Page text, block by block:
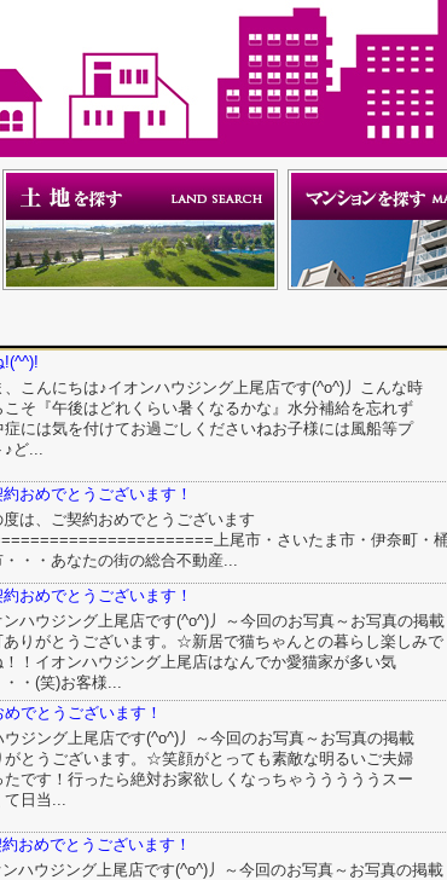
!(^^)!
、こんにちは♪イオンハウジング上尾店です(^o^)丿こんな時
こそ『午後はどれくらい暑くなるかな』水分補給を忘れず
症には気を付けてお過ごしくださいねお子様には風船等プ
♪ど...
約おめでとうございます！
度は、ご契約おめでとうございます
上尾市・さいたま市・伊奈町・
・・・あなたの街の総合不動産...
約おめでとうございます！
ンハウジング上尾店です(^o^)丿～今回のお写真～お写真の掲載
ありがとうございます。☆新居で猫ちゃんとの暮らし楽しみで
！！イオンハウジング上尾店はなんでか愛猫家が多い気
・・(笑)お客様...
めでとうございます！
ウジング上尾店です(^o^)丿～今回のお写真～お写真の掲載
がとうございます。☆笑顔がとっても素敵な明るいご夫婦
たです！行ったら絶対お家欲しくなっちゃうううううスー
て日当...
おめでとうございます！
ンハウジング上尾店です(^o^)丿～今回のお写真～お写真の掲載